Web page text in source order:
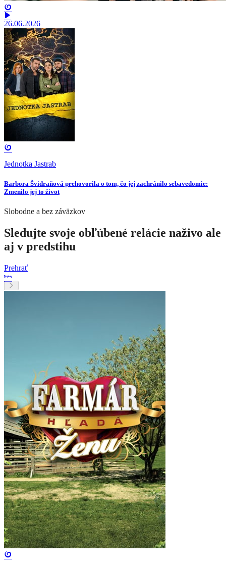
26.06.2026
Jednotka Jastrab
Barbora Švidraňová prehovorila o tom, čo jej zachránilo sebavedomie:
Zmenilo jej to život
Slobodne a bez záväzkov
Sledujte svoje obľúbené relácie naživo ale
aj v predstihu
Prehrať